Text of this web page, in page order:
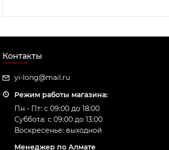
Контакты
yi-long@mail.ru
Режим работы магазина:
Пн - Пт: с 09:00 до 18:00
Суббота: с 09:00 до 13:00
Воскресенье: выходной
Менеджер по Алмате